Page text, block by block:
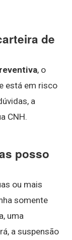
de
, o
está em risco
a
CNH.
posso
ou mais
somente
uma
a suspensão